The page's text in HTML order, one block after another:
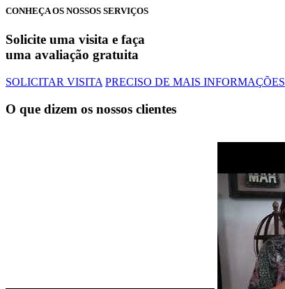
CONHEÇA OS NOSSOS SERVIÇOS
Solicite uma visita e faça
uma avaliação gratuita
SOLICITAR VISITA PRECISO DE MAIS INFORMAÇÕES
O que dizem os nossos clientes